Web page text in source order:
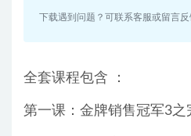
下载遇到问题？可联系客服或留言反
全套课程包含 ：
第一课：金牌销售冠军3之